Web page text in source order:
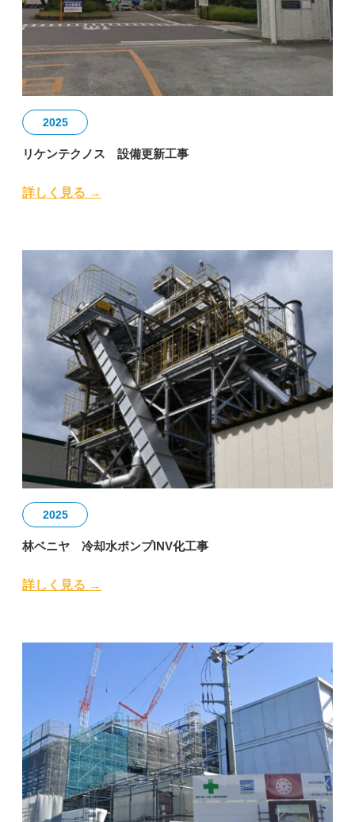
2025
リケンテクノス 設備更新工事
詳しく見る →
2025
林ベニヤ 冷却水ポンプINV化工事
詳しく見る →